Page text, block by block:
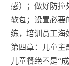
感）；做好防撞
软包；设置必要
练，培训员工海
第四章：儿童主
儿童餐绝不是“